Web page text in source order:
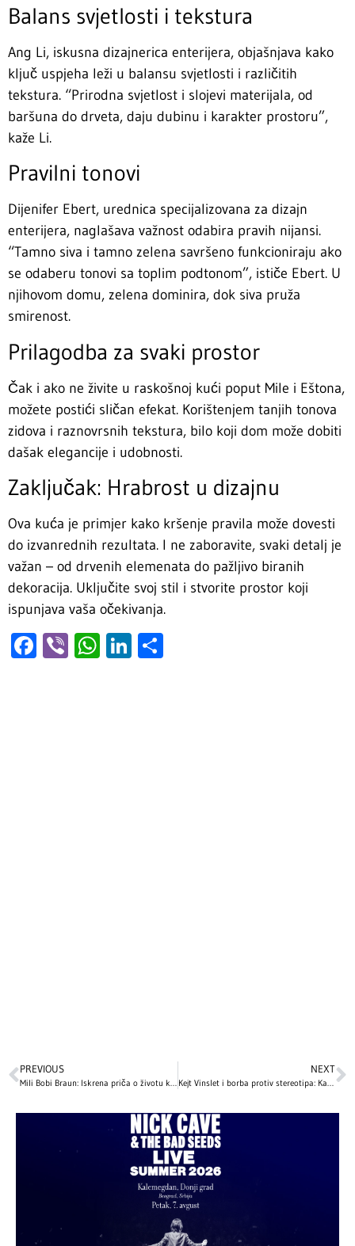
Balans svjetlosti i tekstura
Ang Li, iskusna dizajnerica enterijera, objašnjava kako
ključ uspjeha leži u balansu svjetlosti i različitih
tekstura. “Prirodna svjetlost i slojevi materijala, od
baršuna do drveta, daju dubinu i karakter prostoru”,
kaže Li.
Pravilni tonovi
Dijenifer Ebert, urednica specijalizovana za dizajn
enterijera, naglašava važnost odabira pravih nijansi.
“Tamno siva i tamno zelena savršeno funkcioniraju ako
se odaberu tonovi sa toplim podtonom”, ističe Ebert. U
njihovom domu, zelena dominira, dok siva pruža
smirenost.
Prilagodba za svaki prostor
Čak i ako ne živite u raskošnoj kući poput Mile i Eštona,
možete postići sličan efekat. Korištenjem tanjih tonova
zidova i raznovrsnih tekstura, bilo koji dom može dobiti
dašak elegancije i udobnosti.
Zaključak: Hrabrost u dizajnu
Ova kuća je primjer kako kršenje pravila može dovesti
do izvanrednih rezultata. I ne zaboravite, svaki detalj je
važan – od drvenih elemenata do pažljivo biranih
dekoracija. Uključite svoj stil i stvorite prostor koji
ispunjava vaša očekivanja.
Facebook
ViberWhatsApp
LinkedIn
PREVIOUS
Mili Bobi Braun: Iskrena priča o životu kao dečja zvezda
NEXT
Kejt Vinslet i borba protiv stereotipa: Kako su joj negativni komentari oblikovali karijeru